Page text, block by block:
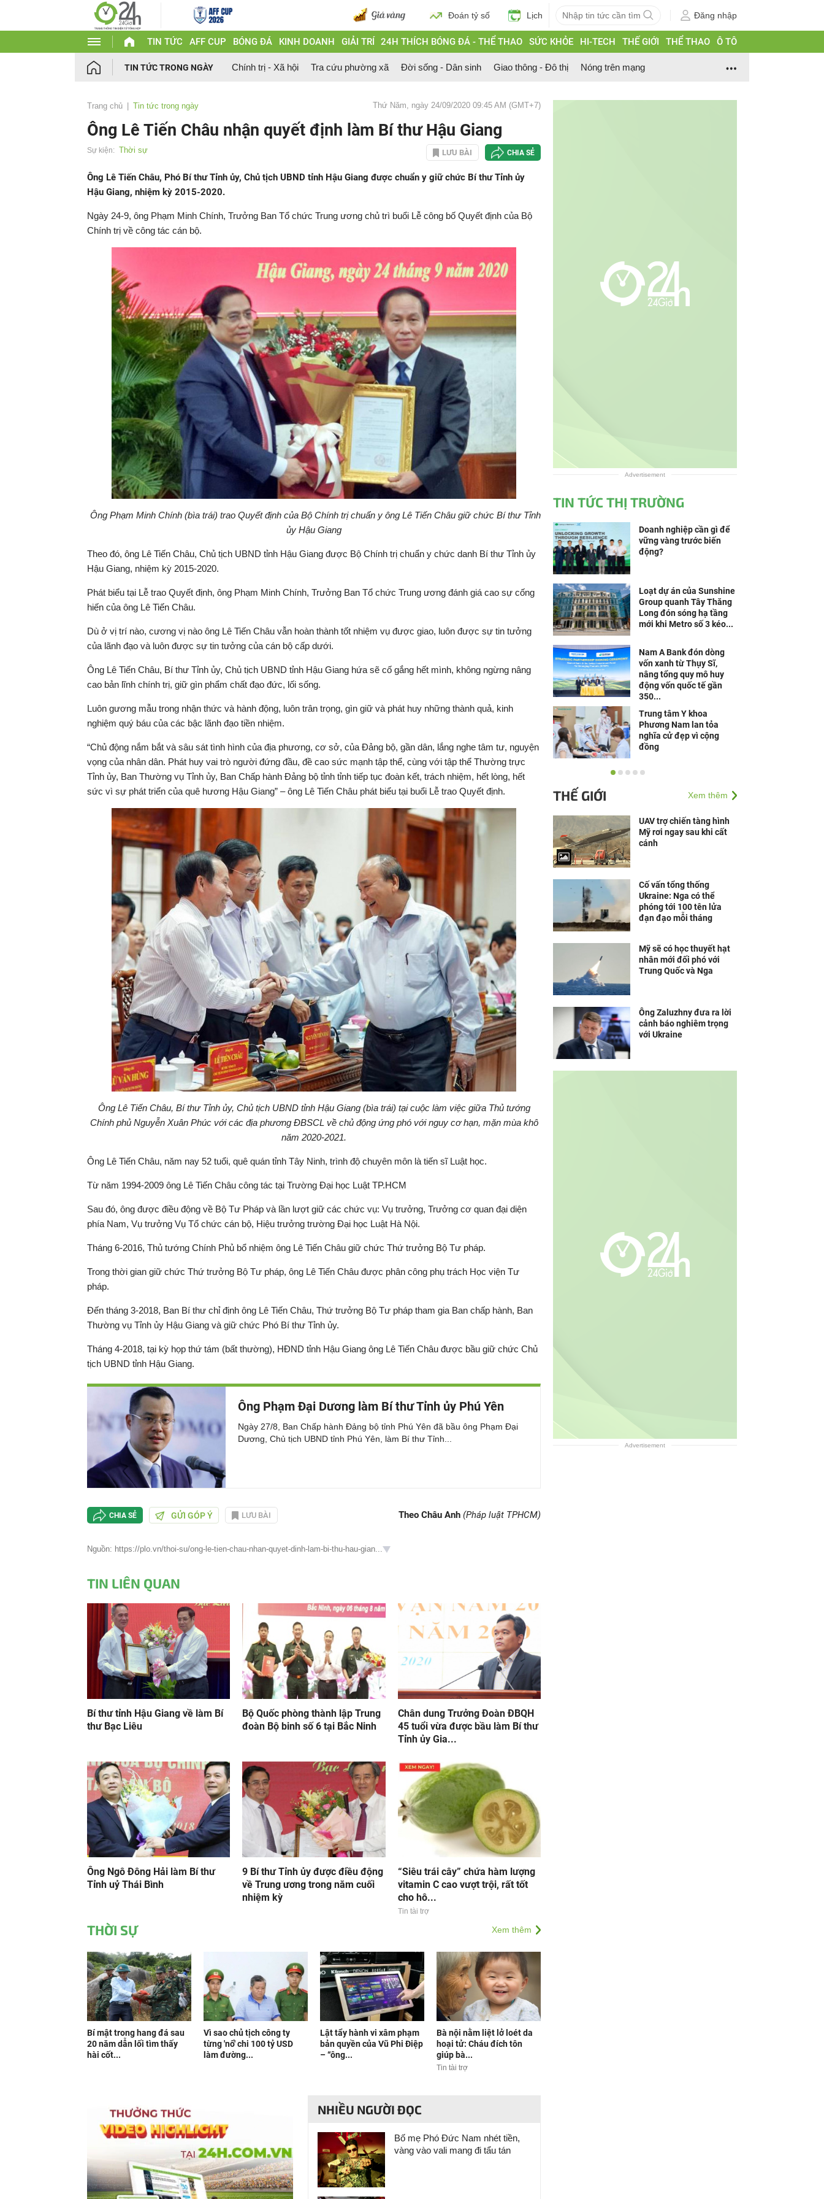
Đoán tỷ số Lịch Đăng nhập
TIN TỨC AFF CUP BÓNG ĐÁ KINH DOANH GIẢI TRÍ 24H THÍCH BÓNG ĐÁ - THỂ THAO SỨC KHỎE HI-TECH THẾ GIỚI THỂ THAO Ô TÔ
TIN TỨC TRONG NGÀY Chính trị - Xã hội Tra cứu phường xã Đời sống - Dân sinh Giao thông - Đô thị Nóng trên mạng
Trang chủ Tin tức trong ngày Thứ Năm, ngày 24/09/2020 09:45 AM (GMT+7)
Ông Lê Tiến Châu nhận quyết định làm Bí thư Hậu Giang
Sự kiện: Thời sự LƯU BÀI CHIA SẺ
Ông Lê Tiến Châu, Phó Bí thư Tỉnh ủy, Chủ tịch UBND tỉnh Hậu Giang được chuẩn y giữ chức Bí thư Tỉnh ủy
Hậu Giang, nhiệm kỳ 2015-2020.
Ngày 24-9, ông Phạm Minh Chính, Trưởng Ban Tổ chức Trung ương chủ trì buổi Lễ công bố Quyết định của Bộ
Chính trị về công tác cán bộ.
Ông Phạm Minh Chính (bìa trái) trao Quyết định của Bộ Chính trị chuẩn y ông Lê Tiến Châu giữ chức Bí thư Tỉnh
ủy Hậu Giang
Theo đó, ông Lê Tiến Châu, Chủ tịch UBND tỉnh Hậu Giang được Bộ Chính trị chuẩn y chức danh Bí thư Tỉnh ủy
Hậu Giang, nhiệm kỳ 2015-2020.
Phát biểu tại Lễ trao Quyết định, ông Phạm Minh Chính, Trưởng Ban Tổ chức Trung ương đánh giá cao sự cống
hiến của ông Lê Tiến Châu.
Dù ở vị trí nào, cương vị nào ông Lê Tiến Châu vẫn hoàn thành tốt nhiệm vụ được giao, luôn được sự tin tưởng
của lãnh đạo và luôn được sự tin tưởng của cán bộ cấp dưới.
Ông Lê Tiến Châu, Bí thư Tỉnh ủy, Chủ tịch UBND tỉnh Hậu Giang hứa sẽ cố gắng hết mình, không ngừng nâng
cao bản lĩnh chính trị, giữ gìn phẩm chất đạo đức, lối sống.
Luôn gương mẫu trong nhận thức và hành động, luôn trân trọng, gìn giữ và phát huy những thành quả, kinh
nghiệm quý báu của các bậc lãnh đạo tiền nhiệm.
“Chủ động nắm bắt và sâu sát tình hình của địa phương, cơ sở, của Đảng bộ, gần dân, lắng nghe tâm tư, nguyện
vọng của nhân dân. Phát huy vai trò người đứng đầu, đề cao sức mạnh tập thể, cùng với tập thể Thường trực
Tỉnh ủy, Ban Thường vụ Tỉnh ủy, Ban Chấp hành Đảng bộ tỉnh tỉnh tiếp tục đoàn kết, trách nhiệm, hết lòng, hết
sức vì sự phát triển của quê hương Hậu Giang” – ông Lê Tiến Châu phát biểu tại buổi Lễ trao Quyết định.
Ông Lê Tiến Châu, Bí thư Tỉnh ủy, Chủ tịch UBND tỉnh Hậu Giang (bìa trái) tại cuộc làm việc giữa Thủ tướng
Chính phủ Nguyễn Xuân Phúc với các địa phương ĐBSCL về chủ động ứng phó với nguy cơ hạn, mặn mùa khô
năm 2020-2021.
Ông Lê Tiến Châu, năm nay 52 tuổi, quê quán tỉnh Tây Ninh, trình độ chuyên môn là tiến sĩ Luật học.
Từ năm 1994-2009 ông Lê Tiến Châu công tác tại Trường Đại học Luật TP.HCM
Sau đó, ông được điều động về Bộ Tư Pháp và lần lượt giữ các chức vụ: Vụ trưởng, Trưởng cơ quan đại diện
phía Nam, Vụ trưởng Vụ Tổ chức cán bộ, Hiệu trưởng trường Đại học Luật Hà Nội.
Tháng 6-2016, Thủ tướng Chính Phủ bổ nhiệm ông Lê Tiến Châu giữ chức Thứ trưởng Bộ Tư pháp.
Trong thời gian giữ chức Thứ trưởng Bộ Tư pháp, ông Lê Tiến Châu được phân công phụ trách Học viện Tư
pháp.
Đến tháng 3-2018, Ban Bí thư chỉ định ông Lê Tiến Châu, Thứ trưởng Bộ Tư pháp tham gia Ban chấp hành, Ban
Thường vụ Tỉnh ủy Hậu Giang và giữ chức Phó Bí thư Tỉnh ủy.
Tháng 4-2018, tại kỳ họp thứ tám (bất thường), HĐND tỉnh Hậu Giang ông Lê Tiến Châu được bầu giữ chức Chủ
tịch UBND tỉnh Hậu Giang.
Ông Phạm Đại Dương làm Bí thư Tỉnh ủy Phú Yên
Ngày 27/8, Ban Chấp hành Đảng bộ tỉnh Phú Yên đã bầu ông Phạm Đại
Dương, Chủ tịch UBND tỉnh Phú Yên, làm Bí thư Tỉnh...
CHIA SẺ GỬI GÓP Ý LƯU BÀI Theo Châu Anh (Pháp luật TPHCM)
Nguồn: https://plo.vn/thoi-su/ong-le-tien-chau-nhan-quyet-dinh-lam-bi-thu-hau-gian...
TIN LIÊN QUAN
Bí thư tỉnh Hậu Giang về làm Bí
thư Bạc Liêu
Bộ Quốc phòng thành lập Trung
đoàn Bộ binh số 6 tại Bắc Ninh
Chân dung Trưởng Đoàn ĐBQH
45 tuổi vừa được bầu làm Bí thư
Tỉnh ủy Gia...
Ông Ngô Đông Hải làm Bí thư
Tỉnh uỷ Thái Bình
9 Bí thư Tỉnh ủy được điều động
về Trung ương trong năm cuối
nhiệm kỳ
“Siêu trái cây” chứa hàm lượng
vitamin C cao vượt trội, rất tốt
cho hô...
Tin tài trợ
THỜI SỰ Xem thêm
Bí mật trong hang đá sau
20 năm dẫn lối tìm thấy
hài cốt...
Vì sao chủ tịch công ty
từng 'nổ' chi 100 tỷ USD
làm đường...
Lật tẩy hành vi xâm phạm
bản quyền của Vũ Phi Điệp
– “ông...
Bà nội nằm liệt lở loét da
hoại tử: Cháu đích tôn
giúp bà...
Tin tài trợ
NHIỀU NGƯỜI ĐỌC
Bố mẹ Phó Đức Nam nhét tiền,
vàng vào vali mang đi tẩu tán
Advertisement
TIN TỨC THỊ TRƯỜNG
Doanh nghiệp cần gì để
vững vàng trước biến
động?
Loạt dự án của Sunshine
Group quanh Tây Thăng
Long đón sóng hạ tầng
mới khi Metro số 3 kéo...
Nam A Bank đón dòng
vốn xanh từ Thụy Sĩ,
nâng tổng quy mô huy
động vốn quốc tế gần
350...
Trung tâm Y khoa
Phương Nam lan tỏa
nghĩa cử đẹp vì cộng
đồng
Mùa tựu trường 2026: Xe
chọn của nhiều gia đình
THẾ GIỚI Xem thêm
UAV trợ chiến tàng hình
Mỹ rơi ngay sau khi cất
cánh
Cố vấn tổng thống
Ukraine: Nga có thể
phóng tới 100 tên lửa
đạn đạo mỗi tháng
Mỹ sẽ có học thuyết hạt
nhân mới đối phó với
Trung Quốc và Nga
Ông Zaluzhny đưa ra lời
cảnh báo nghiêm trọng
với Ukraine
Advertisement